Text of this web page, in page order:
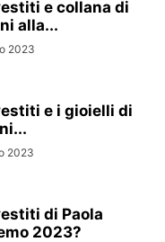
e collana di
alla...
2023
e i gioielli di
2023
di Paola
2023?